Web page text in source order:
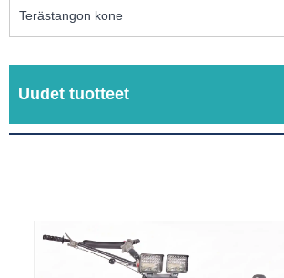
Terästangon kone
Uudet tuotteet